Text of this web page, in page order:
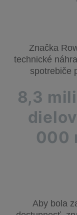
Značka
technické
spotrebiče
8,3
000
Aby bola